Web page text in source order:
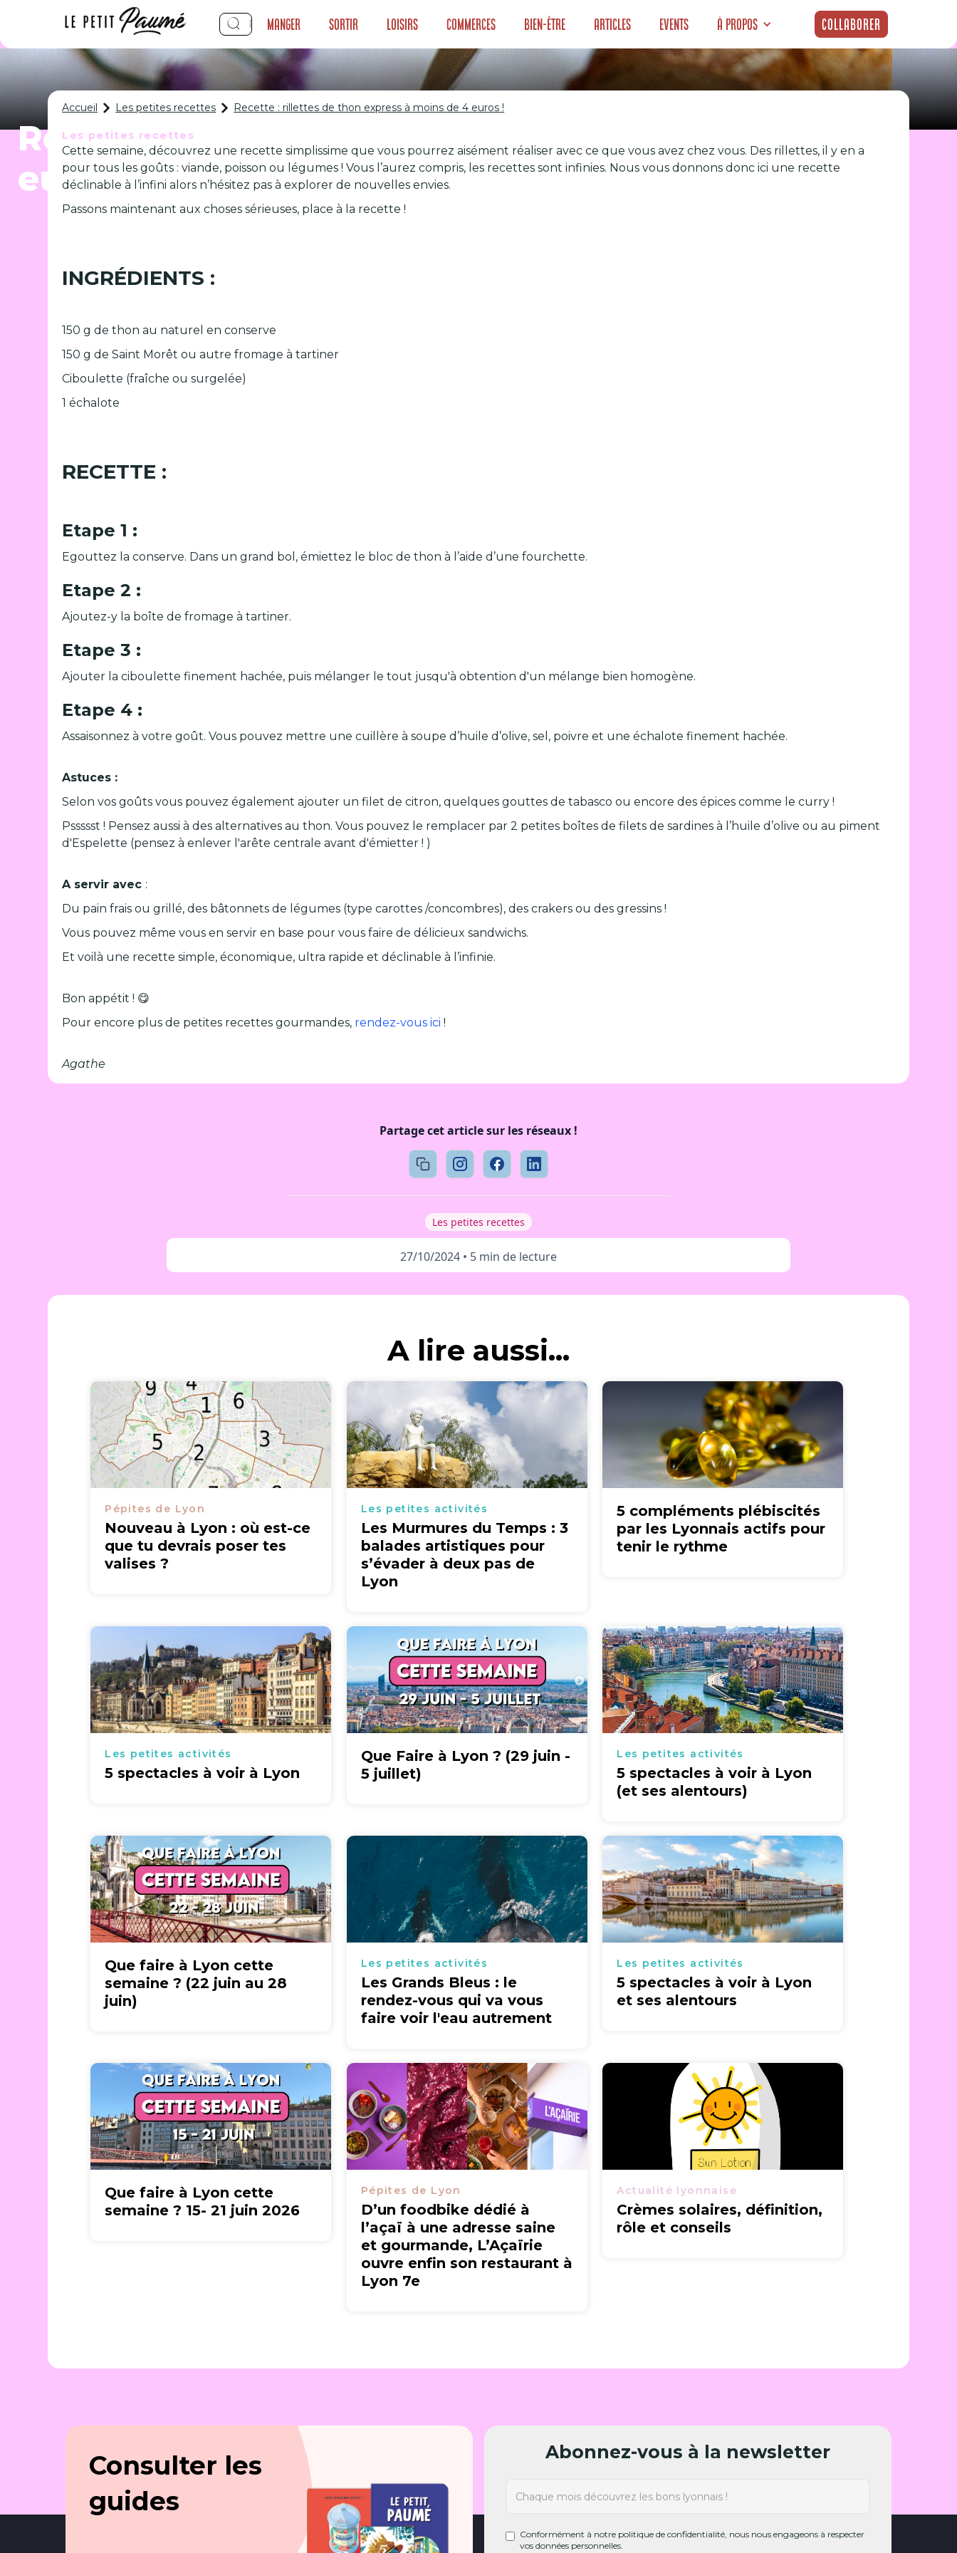
Manger Sortir Loisirs Commerces Bien-être Articles Events À propos Collaborer
Recette : rillettes de thon express à moins de 4
euros !
Accueil Les petites recettes Recette : rillettes de thon express à moins de 4 euros !
Les petites recettes
Cette semaine, découvrez une recette simplissime que vous pourrez aisément réaliser avec ce que vous avez chez vous. Des rillettes, il y en a
pour tous les goûts : viande, poisson ou légumes ! Vous l’aurez compris, les recettes sont infinies. Nous vous donnons donc ici une recette
déclinable à l’infini alors n’hésitez pas à explorer de nouvelles envies.
Passons maintenant aux choses sérieuses, place à la recette !
INGRÉDIENTS :
150 g de thon au naturel en conserve
150 g de Saint Morêt ou autre fromage à tartiner
Ciboulette (fraîche ou surgelée)
1 échalote
RECETTE :
Etape 1 :
Egouttez la conserve. Dans un grand bol, émiettez le bloc de thon à l’aide d’une fourchette.
Etape 2 :
Ajoutez-y la boîte de fromage à tartiner.
Etape 3 :
Ajouter la ciboulette finement hachée, puis mélanger le tout jusqu'à obtention d'un mélange bien homogène.
Etape 4 :
Assaisonnez à votre goût. Vous pouvez mettre une cuillère à soupe d’huile d’olive, sel, poivre et une échalote finement hachée.
Astuces :
Selon vos goûts vous pouvez également ajouter un filet de citron, quelques gouttes de tabasco ou encore des épices comme le curry !
Pssssst ! Pensez aussi à des alternatives au thon. Vous pouvez le remplacer par 2 petites boîtes de filets de sardines à l’huile d’olive ou au piment
d'Espelette (pensez à enlever l'arête centrale avant d'émietter ! )
A servir avec :
Du pain frais ou grillé, des bâtonnets de légumes (type carottes /concombres), des crakers ou des gressins !
Vous pouvez même vous en servir en base pour vous faire de délicieux sandwichs.
Et voilà une recette simple, économique, ultra rapide et déclinable à l’infinie.
Bon appétit ! 😋
Pour encore plus de petites recettes gourmandes, rendez-vous ici!
Agathe
Partage cet article sur les réseaux !
Les petites recettes
27/10/2024 • 5 min de lecture
A lire aussi...
Pépites de Lyon
Nouveau à Lyon : où est-ce
que tu devrais poser tes
valises ?
Les petites activités
Les Murmures du Temps : 3
balades artistiques pour
s’évader à deux pas de
Lyon
5 compléments plébiscités
par les Lyonnais actifs pour
tenir le rythme
Les petites activités
5 spectacles à voir à Lyon
Que Faire à Lyon ? (29 juin -
5 juillet)
Les petites activités
5 spectacles à voir à Lyon
(et ses alentours)
Que faire à Lyon cette
semaine ? (22 juin au 28
juin)
Les petites activités
Les Grands Bleus : le
rendez-vous qui va vous
faire voir l'eau autrement
Les petites activités
5 spectacles à voir à Lyon
et ses alentours
Que faire à Lyon cette
semaine ? 15- 21 juin 2026
Pépites de Lyon
D’un foodbike dédié à
l’açaï à une adresse saine
et gourmande, L’Açaïrie
ouvre enfin son restaurant à
Lyon 7e
Actualité lyonnaise
Crèmes solaires, définition,
rôle et conseils
Consulter les
guides
Abonnez-vous à la newsletter
Conformément à notre politique de confidentialité, nous nous engageons à respecter
vos données personnelles.